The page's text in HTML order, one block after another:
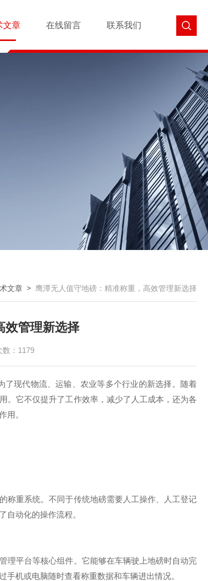
文章 在线留言 联系我们
文章 > 鹰潭无人值守地磅：精准称重，高效管理新选择
效管理新选择
数：1179
现代物流、运输、农业等多个行业的新选择。随着
。它不仅提升了工作效率，减少了人工成本，还为各
用。
重系统。不同于传统地磅需要人工操作、人工登记
自动化的操作流程。
平台等核心组件。它能够在车辆驶上地磅时自动完
机或电脑随时查看称重数据和车辆进出情况。